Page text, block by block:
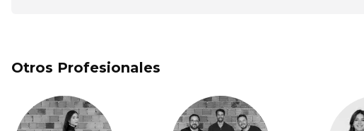
Otros Profesionales